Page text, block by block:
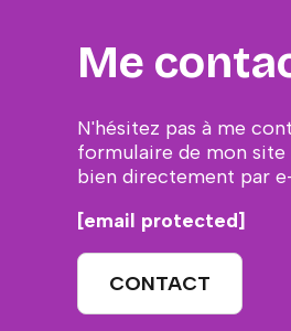
Me
N'hésitez pas à me
formulaire de mon
bien directement par
[email protected]
CONTACT